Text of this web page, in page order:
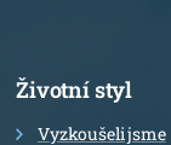
Životní styl
Vyzkoušeli jsme